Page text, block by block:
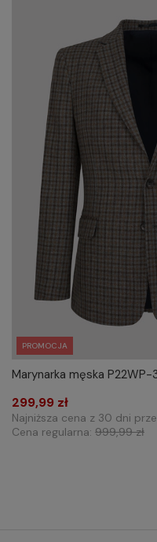
PROMOCJA
Marynarka męska
299,99 zł
Najniższa cena z 30 dni
Cena regularna: 999,99 zł